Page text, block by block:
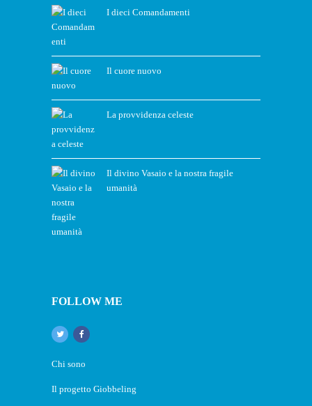
I dieci Comandamenti
Il cuore nuovo
La provvidenza celeste
Il divino Vasaio e la nostra fragile
umanità
FOLLOW ME
Chi sono
Il progetto Giobbeling